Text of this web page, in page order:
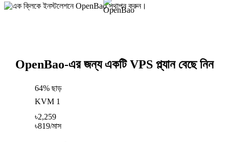
OpenBao-এর জন্য একটি VPS প্ল্যান বেছে নিন
64% ছাড়
KVM 1
৳2,259
৳819/মাস